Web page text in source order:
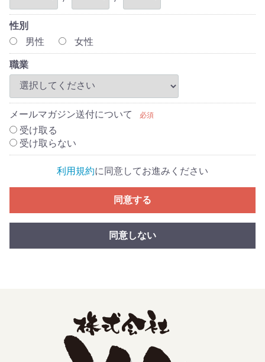
性別
男性
女性
職業
メールマガジン送付について 必須
受け取る
受け取らない
利用規約に同意してお進みください
同意する
同意しない